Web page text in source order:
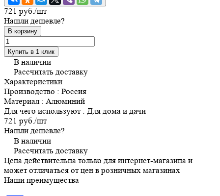
721 руб./шт
Нашли дешевле?
В корзину
Купить в 1 клик
В наличии
Рассчитать доставку
Характеристики
Производство : Россия
Материал : Алюминий
Для чего используют : Для дома и дачи
721 руб./шт
Нашли дешевле?
В наличии
Рассчитать доставку
Цена действительна только для интернет-магазина и
может отличаться от цен в розничных магазинах
Наши преимущества